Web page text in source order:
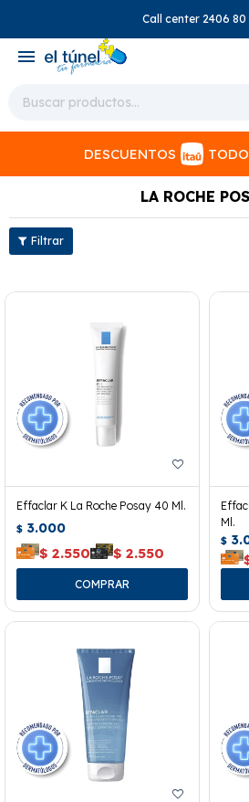
Call center 2406 80
menu
DESCUENTOS
LA ROCHE
Effaclar K La Roche Posay 40 Ml.
$ 3.000
$ 2.550 $ 2.550
Ml.
$
close